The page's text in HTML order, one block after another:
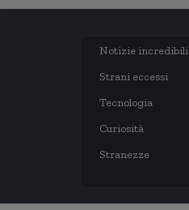
Notizie incredibili
Strani eccessi
Tecnologia
Curiosità
Stranezze